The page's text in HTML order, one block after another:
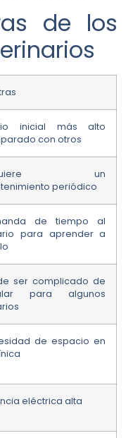
de los
inicial más alto
con otros
un
periódico
de tiempo al
para aprender a
ser complicado de
para algunos
de espacio en
eléctrica alta